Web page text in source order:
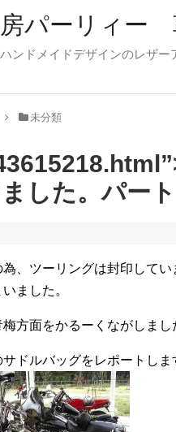
パーリィー
ンドメイドデザインのレザ
未分類
した。パー
為、ツーリングは封印して
ました。
方面をかるーくながしまし
ドルバッグをレポートしま